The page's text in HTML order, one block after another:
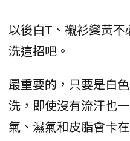
以後白T、襯衫變黃
洗這招吧。
最重要的，只要是白
洗，即使沒有流汗也
氣、濕氣和皮脂會卡